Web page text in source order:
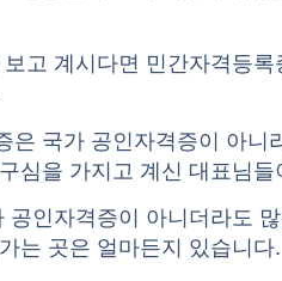
고 계시다면 민간자격등록
은 국가 공인자격증이 아니
심을 가지고 계신 대표님들
공인자격증이 아니더라도
는 곳은 얼마든지 있습니다.